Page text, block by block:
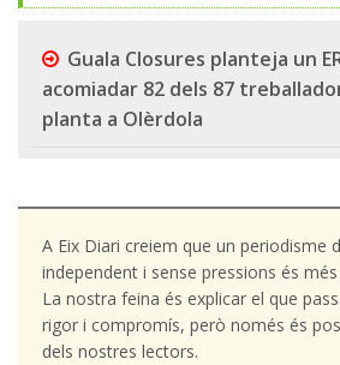
Guala Closures planteja un
acomiadar 82 dels 87
planta a Olèrdola
A Eix Diari creiem que un periodisme
independent i sense pressions és
La nostra feina és explicar el que
rigor i compromís, però només és
dels nostres lectors.